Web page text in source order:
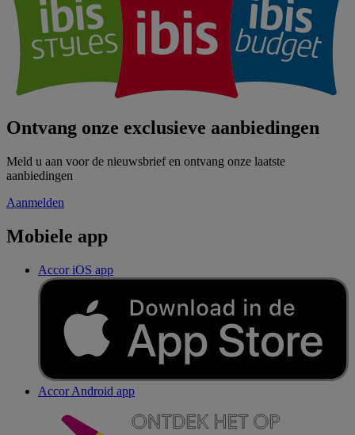
Ontvang onze exclusieve aanbiedingen
Meld u aan voor de nieuwsbrief en ontvang onze laatste
aanbiedingen
Aanmelden
Mobiele app
Accor iOS app
Accor Android app